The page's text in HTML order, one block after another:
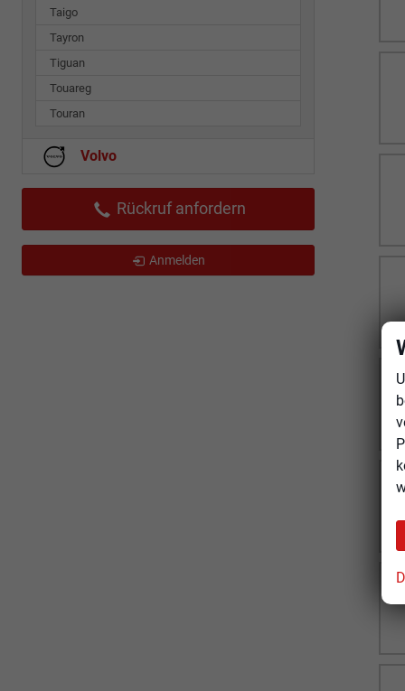
Taigo
Tayron
Tiguan
Touareg
Touran
Volvo
Rückruf anfordern
Anmelden